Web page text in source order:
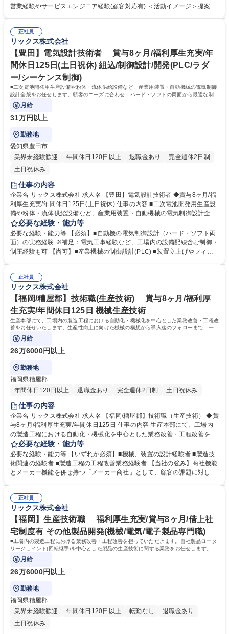
ービスを幅広い選択肢から提案ができます。 ◆自社製品でもある流体機器
す。またメーカー商社の強みを活かし、技術部門と共同で製品開発に取り
組むケースもあります。 募集職種 【東京】法人営業-製造業向け設備機
器・部品の提案- ◆福利厚生充実/賞与8ヶ月
営業経験やサービスエンジニア経験(顧客対応有) ＜活動イメージ＞提案先
new/interviews/oneday/oneday02/） ＜組織風土＞組織横断でノウハウ共
有を進める文化があり、社内情報共有システムを通じて、他拠点での成功
事例や次の1手に対するアドバイスが得られる仕組みがあります。日々改
善を図れる環境が整っています。 学歴・資格 学歴：大学院 大学 高専 語学
力： 資格：第一種運転免許普通自動車
正社員
リックス株式会社
【豊田】電気設計技術者 賞与8ヶ月/福利厚生充実/年
間休日125日(土日祝休) 組込/制御設計/開発(PLC/ラダ
ー/シーケンス制御)
■二次電池開発用生産設備や粉体・流体供給設備など、産業用装置・自動機械の電気制御
設計全般をお任せします。顧客のニーズに合わせ、ハード・ソフトの両面から最適な制御
システムを構築する業務です。
月給
31万円以上
勤務地
愛知県豊田市
業界未経験歓迎
年間休日120日以上 退職金あり
完全週休2日制
土日祝休み
仕事の内容
企業名 リックス株式会社 求人名 【豊田】電気設計技術者 ◆賞与8ヶ月/福
利厚生充実/年間休日125日(土日祝休) 仕事の内容 ■二次電池開発用生産設
備や粉体・流体供給設備など、産業用装置・自動機械の電気制御設計全般
をお任せします。顧客のニーズに合わせ、ハード・ソフトの両面から最適
な制御システムを構築する業務です。 ■産業用装置の自動制御設計（PLC
制御など） ■ハード設計およびソフト設計 ■各種見積作成、部材手配 ■施
工対応（配線・作業指揮等） ※建物の改変を伴う業務は含まない ■装置の
利厚生充実/年間休日125日(土日祝休)
必要な経験・能力等
必要な経験・能力等 【必須】■自動機の電気制御設計（ハード・ソフト両
面）の実務経験 ※補足：電気工事経験など、工場内の設備配線含む制御・
制圧経験も可 【尚可】■産業機械の制御設計(PLC) ■装置立上げやフィー
【働き方】年間休日125日(土日祝休)とワークライフバランスも良好。
【当社の強み】商社としての情報網とメーカーとしての開発力を兼ね備
え、大手企業との取引も多数。経営基盤は非常に安定しています。 学歴・
資格 学歴：大学院 大学 高専 短大 専修学校 高校 語学力： 資格：第一種運
転免許普通自動車
正社員
リックス株式会社
【福岡/糟屋郡】技術職(生産技術) 賞与8ヶ月/福利厚
生充実/年間休日125日 機械生産技術
生産本部にて、工場内の製造工程における自動化・機械化を中心とした業務改善・工程改
善をお任せいたします。生産性向上に向けた機械の構想から導入後のフォローまで、一気
通貫で携わることが可能です。
月給
26万6000円以上
勤務地
福岡県糟屋郡
年間休日120日以上
退職金あり 完全週休2日制 土日祝休み
仕事の内容
企業名 リックス株式会社 求人名 【福岡/糟屋郡】技術職（生産技術） ◆賞
与8ヶ月/福利厚生充実/年間休日125日 仕事の内容 生産本部にて、工場内
の製造工程における自動化・機械化を中心とした業務改善・工程改善をお
任せいたします。生産性向上に向けた機械の構想から導入後のフォローま
で、一気通貫で携わることが可能です。 ■生産性向上に関わる自動機械の
構想、検討、検証、設計、導入 ■設備・機器の立ち上げおよび導入後のフ
ォロー ■現状の製造ラインにおける機械化・自動化の推進 ■既存の作業内
必要な経験・能力等
必要な経験・能力等 【いずれか必須】■機械、装置の設計経験者 ■製造技
術関連の経験者 ■製造工程の工程改善業務経験者 【当社の強み】商社機能
とメーカー機能を併せ持つ「メーカー商社」として、顧客の課題に対して
さらなる自動化の推進に向けた組織体制強化のための増員採用です。 【働
き方】年間休日125日、土日祝休みとワークライフバランスも充実。 学
歴・資格 学歴：大学院 大学 語学力： 資格：第一種運転免許普通自動車
正社員
リックス株式会社
【福岡】生産技術職 福利厚生充実/賞与8ヶ月/借上社
宅制度有 その他製品開発(機械/電気/電子製品専門職)
■工場内の製造工程における業務改善・工程改善を担っていただきます。自社製品ロータ
リージョイント(回転継手)を中心とした製品の生産技術に関する業務をお任せします。
月給
26万6000円以上
勤務地
福岡県糟屋郡
業界未経験歓迎
年間休日120日以上 転勤なし
退職金あり
土日祝休み